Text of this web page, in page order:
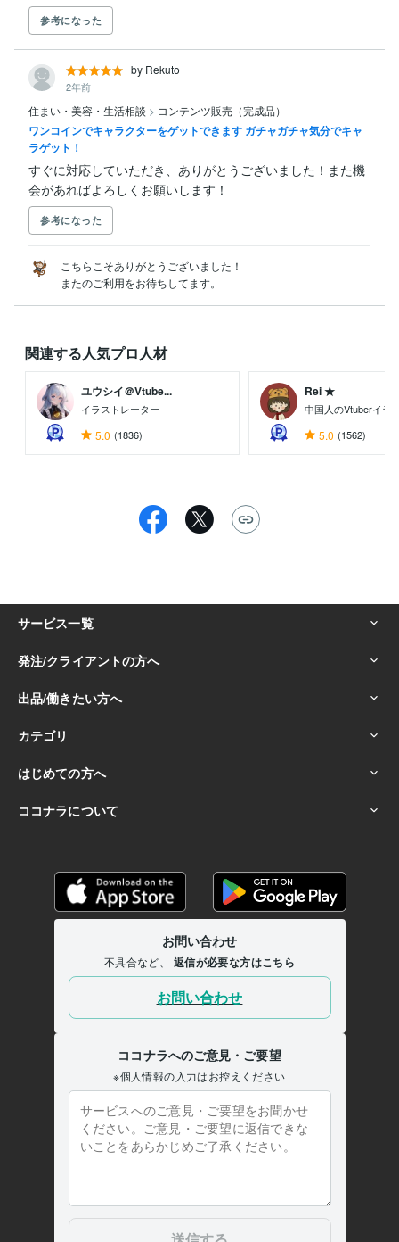
参考になった
by Rekuto
2年前
住まい・美容・生活相談 > コンテンツ販売（完成品）
ワンコインでキャラクターをゲットできます ガチャガチャ気分でキャ
ラゲット！
すぐに対応していただき、ありがとうございました！また機
会があればよろしくお願いします！
参考になった
こちらこそありがとうございました！
またのご利用をお待ちしてます。
関連する人気プロ人材
ユウシイ＠Vtube...
イラストレーター
5.0 (1836)
Rei ★
中国人のVtuberイラ
5.0 (1562)